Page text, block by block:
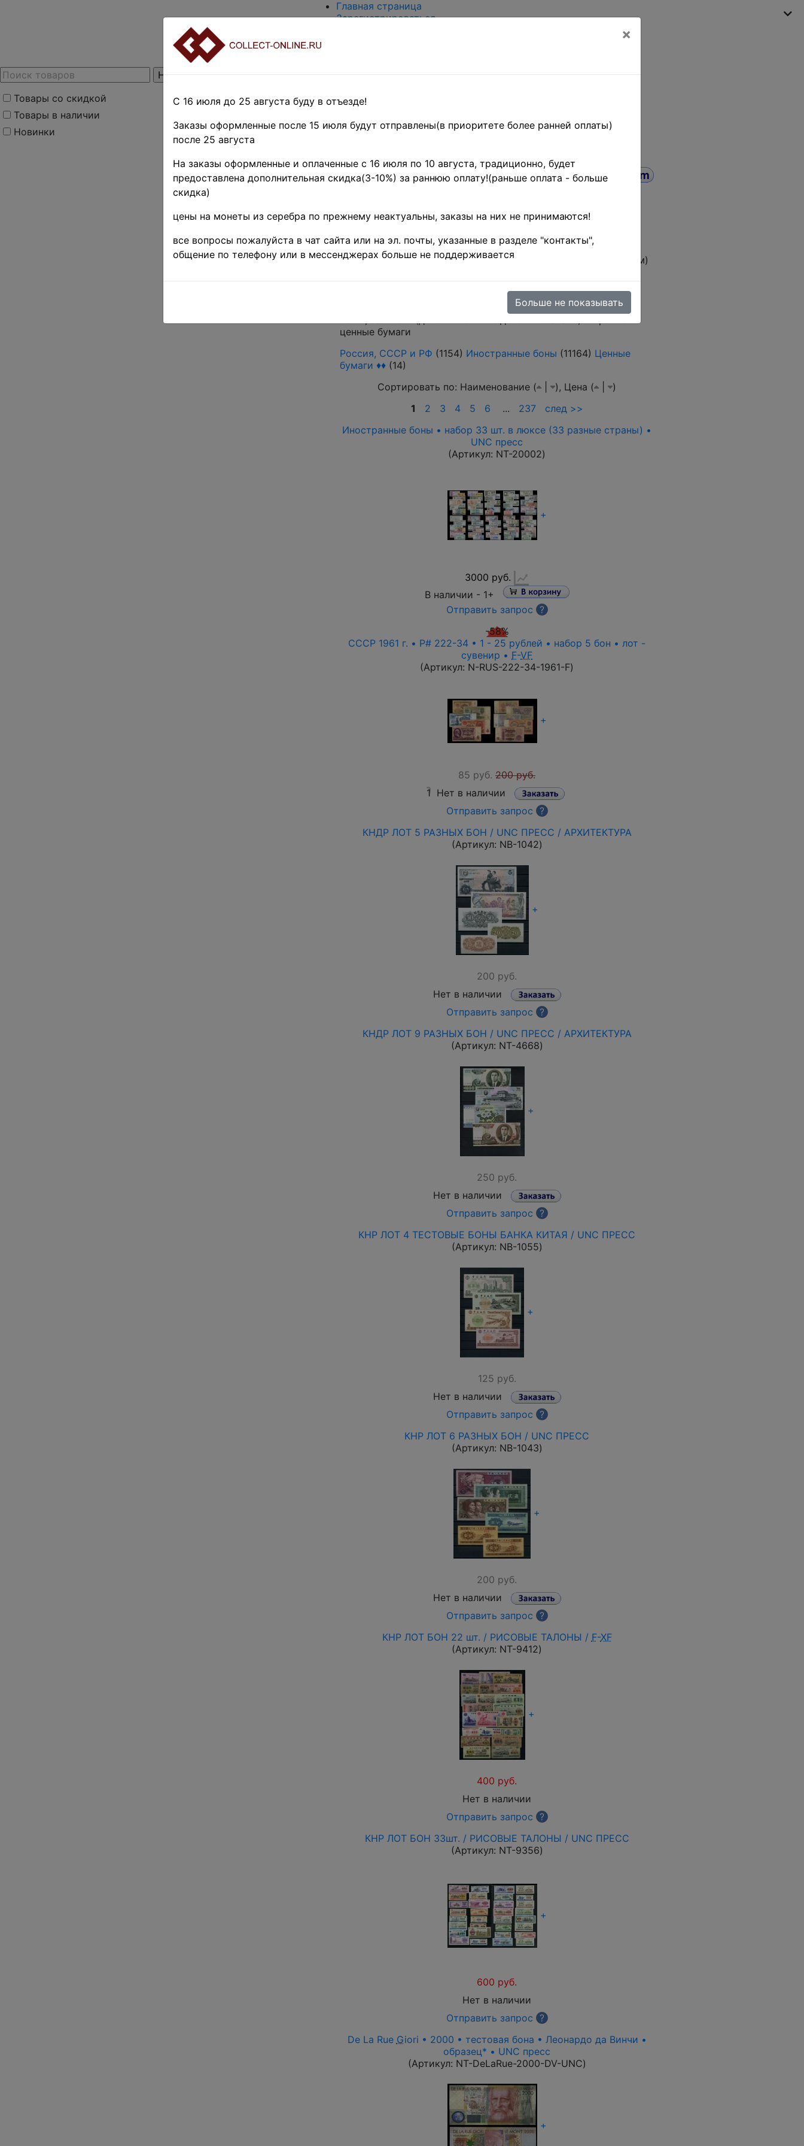
Товары со скидкой
Товары в наличии
Новинки
Главная страница
Зарегистрироваться
Оценка и покупка
Поиск по магазину
Главная»
Нумизматика»
Боны и
цена от
до
Поиск в категории - по изображению товара (тестовый режим)
ценные бумаги
Россия, СССР и РФ (1154) Иностранные боны (11164) Ценные
бумаги ♦♦ (14)
Сортировать по: Наименование ( ), Цена (
)
1
2 3 4 5 6 ... 237
след >>
Иностранные боны • набор 33 шт. в люксе (33 разные страны) •
UNC пресс
(Артикул: NT-20002)
+
3000 руб.
В наличии - 1+
Отправить запрос
?
-58%
СССР 1961 г. • P# 222-34 • 1 - 25 рублей • набор 5 бон • лот -
сувенир • F-VF
(Артикул: N-RUS-222-34-1961-F)
+
85 руб. 200 руб.
1 Нет в наличии
Отправить запрос
?
КНДР ЛОТ 5 РАЗНЫХ БОН / UNC ПРЕСС / АРХИТЕКТУРА
(Артикул: NB-1042)
+
200 руб.
Нет в наличии
Отправить запрос
?
КНДР ЛОТ 9 РАЗНЫХ БОН / UNC ПРЕСС / АРХИТЕКТУРА
(Артикул: NT-4668)
+
250 руб.
Нет в наличии
Отправить запрос
?
КНР ЛОТ 4 ТЕСТОВЫЕ БОНЫ БАНКА КИТАЯ / UNC ПРЕСС
(Артикул: NB-1055)
+
125 руб.
Нет в наличии
Отправить запрос
?
КНР ЛОТ 6 РАЗНЫХ БОН / UNC ПРЕСС
(Артикул: NB-1043)
+
200 руб.
Нет в наличии
Отправить запрос
?
КНР ЛОТ БОН 22 шт. / РИСОВЫЕ ТАЛОНЫ / F-XF
(Артикул: NT-9412)
+
400 руб.
Нет в наличии
Отправить запрос
?
КНР ЛОТ БОН 33шт. / РИСОВЫЕ ТАЛОНЫ / UNC ПРЕСС
(Артикул: NT-9356)
+
600 руб.
Нет в наличии
Отправить запрос
?
De La Rue Giori • 2000 • тестовая бона • Леонардо да Винчи •
образец* • UNC пресс
(Артикул: NT-DeLaRue-2000-DV-UNC)
+
×
С 16 июля до 25 августа буду в отъезде!
Заказы оформленные после 15 июля будут отправлены(в приоритете более ранней оплаты)
после 25 августа
На заказы оформленные и оплаченные с 16 июля по 10 августа, традиционно, будет
предоставлена дополнительная скидка(3-10%) за раннюю оплату!(раньше оплата - больше
скидка)
цены на монеты из серебра по прежнему неактуальны, заказы на них не принимаются!
все вопросы пожалуйста в чат сайта или на эл. почты, указанные в разделе "контакты",
общение по телефону или в мессенджерах больше не поддерживается
Больше не показывать